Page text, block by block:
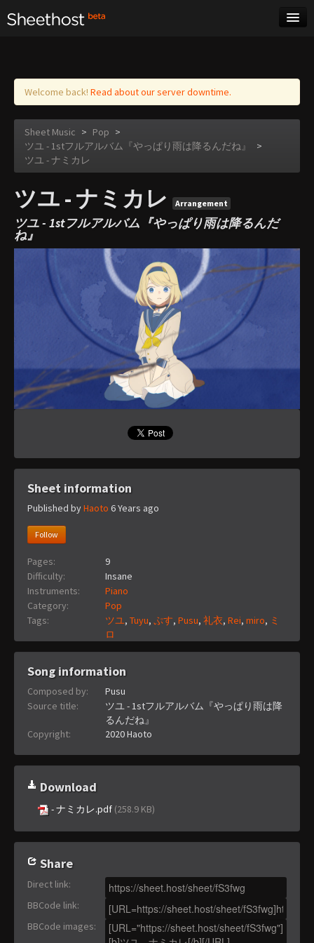
Log in
Welcome back! Read about our server downtime.
Sheet Music > Pop >
ツユ - 1stフルアルバム『やっぱり雨は降るんだね』
>
ツユ - ナミカレ
ツユ - ナミカレ Arrangement
ツユ - 1stフルアルバム『やっぱり雨は降るんだ
ね』
Sheet information
Published byHaoto 6 Years ago
Follow
Pages:
9
Difficulty:
Insane
Instruments:
Piano
Category:
Pop
Tags:
ツユ, Tuyu, ぷす, Pusu, 礼衣, Rei, miro, ミ
ロ
Song information
Composed by:
Pusu
Source title:
ツユ - 1stフルアルバム『やっぱり雨は降
るんだね』
Copyright:
2020 Haoto
Download
- ナミカレ.pdf (258.9 KB)
Share
Direct link:
BBCode link:
BBCode images: